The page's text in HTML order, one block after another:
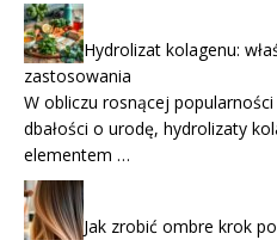
Hydrolizat kolagenu:
zastosowania
W obliczu rosnącej
dbałości o urodę, hydrolizaty
elementem …
Jak zrobić ombre krok